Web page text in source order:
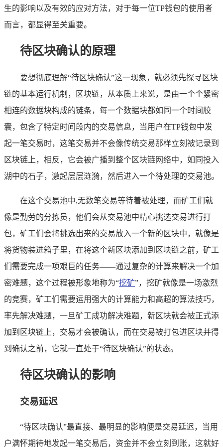
生的影响以及有效的应对方法，对于每一位TP钱包的使用者
而言，都显得至关重要。
待区块确认的原理
要想彻底理解“待区块确认”这一现象，就必须先探寻区块
链的基本运行机制，区块链，从本质上来说，是由一个个紧密
相连的数据块构成的链条，每一个数据块都如同一个时间胶
囊，包含了特定时间段内的交易信息，当用户在TP钱包中发
起一笔交易时，这笔交易并不会像传统交易那样立刻被记录到
区块链上，相反，它会被广播到整个区块链网络中，如同投入
湖中的石子，激起层层涟漪，然后进入一个待处理的交易池。
在这个交易池中,无数笔交易等待着被处理，而矿工们就
像是勤劳的分拣员，他们会从交易池中精心挑选交易进行打
包，矿工们会将挑选出来的交易放入一个新的区块中，就像是
将货物装进箱子里，在将这个新区块添加到区块链之前，矿工
们需要完成一项艰巨的任务——通过复杂的计算来解决一个加
密难题，这个过程被形象地称为“挖矿”，挖矿就像是一场激烈
的竞赛，矿工们需要运用强大的计算能力和高超的算法技巧，
率先解决难题，一旦矿工成功解决难题，新区块就会被正式添
加到区块链上，交易才会被确认，而在交易被打包进区块并得
到确认之前，它就一直处于“待区块确认”的状态。
待区块确认的影响
交易延迟
“待区块确认”最直接、最明显的影响便是交易延迟，当用
户满怀期待地发起一笔交易后，资金并不会立刻到账，这就好